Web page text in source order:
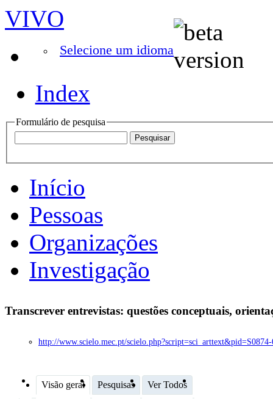
VIVO
Selecione um idioma
Index
Formulário de pesquisa
Início
Pessoas
Organizações
Investigação
Transcrever entrevistas: questões conceptuais,
http://www.scielo.mec.pt/
Visão geral Pesquisas Ver Todos